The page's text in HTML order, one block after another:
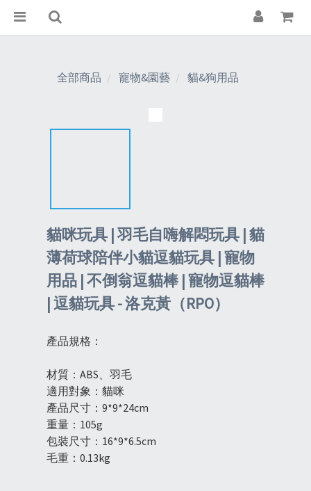
全部商品 寵物&園藝 貓&狗用品
貓咪玩具 | 羽毛自嗨解悶玩具 | 貓
薄荷球陪伴小貓逗貓玩具 | 寵物
用品 | 不倒翁逗貓棒 | 寵物逗貓棒
| 逗貓玩具 - 洛克黃（RPO）
產品規格：
材質：ABS、羽毛
適用對象：貓咪
產品尺寸：9*9*24cm
重量：105g
包裝尺寸：16*9*6.5cm
毛重：0.13kg